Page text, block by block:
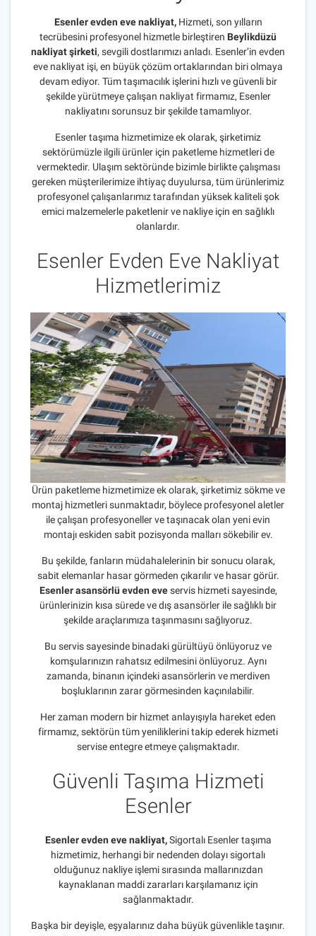
Esenler evden eve nakliyat,Hizmeti, son yılların
tecrübesini profesyonel hizmetle birleştiren Beylikdüzü
nakliyat şirketi, sevgili dostlarımızı anladı. Esenler’in evden
eve nakliyat işi, en büyük çözüm ortaklarından biri olmaya
devam ediyor. Tüm taşımacılık işlerini hızlı ve güvenli bir
şekilde yürütmeye çalışan nakliyat firmamız, Esenler
nakliyatını sorunsuz bir şekilde tamamlıyor.
Esenler taşıma hizmetimize ek olarak, şirketimiz
sektörümüzle ilgili ürünler için paketleme hizmetleri de
vermektedir. Ulaşım sektöründe bizimle birlikte çalışması
gereken müşterilerimize ihtiyaç duyulursa, tüm ürünlerimiz
profesyonel çalışanlarımız tarafından yüksek kaliteli şok
emici malzemelerle paketlenir ve nakliye için en sağlıklı
olanlardır.
Esenler Evden Eve Nakliyat
Hizmetlerimiz
Ürün paketleme hizmetimize ek olarak, şirketimiz sökme ve
montaj hizmetleri sunmaktadır, böylece profesyonel aletler
ile çalışan profesyoneller ve taşınacak olan yeni evin
montajı eskiden sabit pozisyonda malları sökebilir ev.
Bu şekilde, fanların müdahalelerinin bir sonucu olarak,
sabit elemanlar hasar görmeden çıkarılır ve hasar görür.
Esenler asansörlü evden eveservis hizmeti sayesinde,
ürünlerinizin kısa sürede ve dış asansörler ile sağlıklı bir
şekilde araçlarımıza taşınmasını sağlıyoruz.
Bu servis sayesinde binadaki gürültüyü önlüyoruz ve
komşularınızın rahatsız edilmesini önlüyoruz. Aynı
zamanda, binanın içindeki asansörlerin ve merdiven
boşluklarının zarar görmesinden kaçınılabilir.
Her zaman modern bir hizmet anlayışıyla hareket eden
firmamız, sektörün tüm yeniliklerini takip ederek hizmeti
servise entegre etmeye çalışmaktadır.
Güvenli Taşıma Hizmeti
Esenler
Esenler evden eve nakliyat,Sigortalı Esenler taşıma
hizmetimiz, herhangi bir nedenden dolayı sigortalı
olduğunuz nakliye işlemi sırasında mallarınızdan
kaynaklanan maddi zararları karşılamanız için
sağlanmaktadır.
Başka bir deyişle, eşyalarınız daha büyük güvenlikle taşınır.